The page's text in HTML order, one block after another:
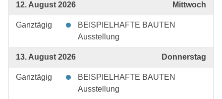
12. August 2026 Mittwoch
Ganztägig
BEISPIELHAFTE BAUTEN
Ausstellung
13. August 2026 Donnerstag
Ganztägig
BEISPIELHAFTE BAUTEN
Ausstellung